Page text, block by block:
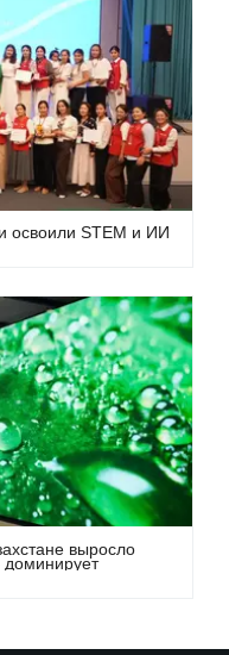
освоили STEM и ИИ
выросло
доминирует